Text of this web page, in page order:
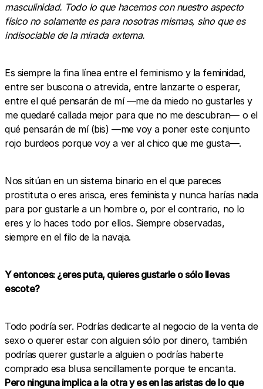
masculinidad. Todo lo que hacemos con nuestro aspecto
físico no solamente es para nosotras mismas, sino que es
indisociable de la mirada externa.
Es siempre la fina línea entre el feminismo y la feminidad,
entre ser buscona o atrevida, entre lanzarte o esperar,
entre el qué pensarán de mí —me da miedo no gustarles y
me quedaré callada mejor para que no me descubran— o el
qué pensarán de mí (bis) —me voy a poner este conjunto
rojo burdeos porque voy a ver al chico que me gusta—.
Nos sitúan en un sistema binario en el que pareces
prostituta o eres arisca, eres feminista y nunca harías nada
para por gustarle a un hombre o, por el contrario, no lo
eres y lo haces todo por ellos. Siempre observadas,
siempre en el filo de la navaja.
Y entonces: ¿eres puta, quieres gustarle o sólo llevas
escote?
Todo podría ser. Podrías dedicarte al negocio de la venta de
sexo o querer estar con alguien sólo por dinero, también
podrías querer gustarle a alguien o podrías haberte
comprado esa blusa sencillamente porque te encanta.
Pero ninguna implica a la otra y es en las aristas de lo que